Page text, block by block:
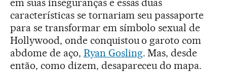
características se tornariam seu passaporte
para se transformar em símbolo sexual de
Hollywood, onde conquistou o garoto com
abdome de aço, Ryan Gosling. Mas, desde
então, como dizem, desapareceu do mapa.